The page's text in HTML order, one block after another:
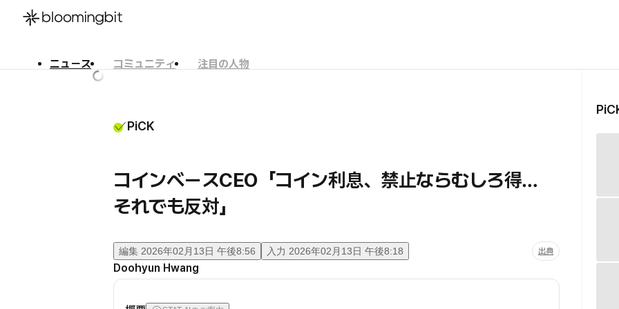
ニュース コミュニティ
注目の人物
PiCK
コインベースCEO「コイン利息、禁止ならむしろ得…
それでも反対」
編集 2026年02月13日 午後8:56 入力 2026年02月13日 午後8:18 出典
Doohyun Hwang